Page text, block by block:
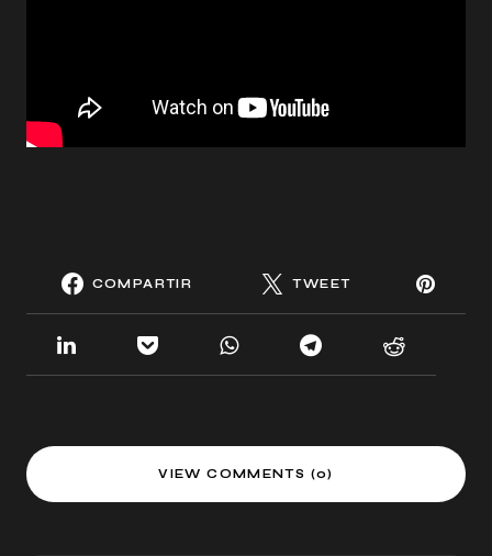
COMPARTIR TWEET
VIEW COMMENTS (0)